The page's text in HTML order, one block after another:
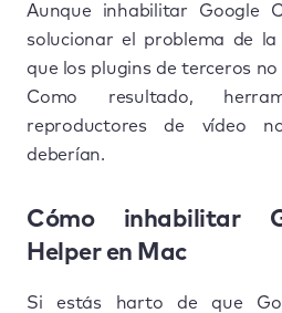
Aunque inhabilitar Google
solucionar el problema de
que los plugins de terceros
Como resultado,
reproductores de vídeo
deberían.
Cómo inhabilitar
Helper en Mac
Si estás harto de que